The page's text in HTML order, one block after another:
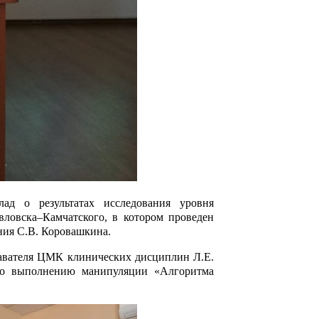
результатах исследования уровня
в котором проведен
С.В. Коровашкина.
ЦМК клинических дисциплин Л.Е.
выполнению манипуляции «Алгоритма